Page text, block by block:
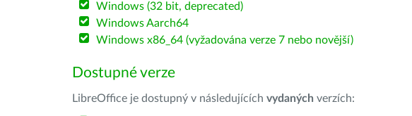
Windows (32 bit, deprecated)
Windows Aarch64
Windows x86_64 (vyžadována verze 7 nebo novější)
Dostupné verze
LibreOffice je dostupný v následujících vydaných verzích: